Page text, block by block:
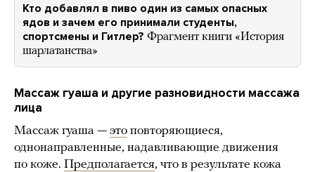
Кто добавлял в пиво один из самых опасных
ядов и зачем его принимали студенты,
спортсмены и Гитлер? Фрагмент книги «История
шарлатанства»
Массаж гуаша и другие разновидности массажа
лица
Массаж гуаша — это повторяющиеся,
однонаправленные, надавливающие движения
по коже. Предполагается, что в результате кожа